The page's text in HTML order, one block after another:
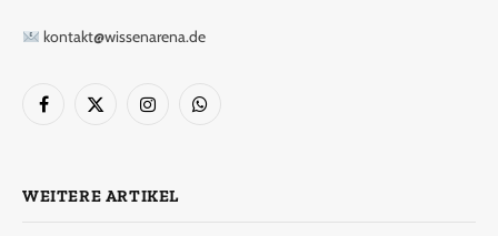
kontakt@wissenarena.de
Facebook
X
InstagramWhatsApp
WEITERE ARTIKEL